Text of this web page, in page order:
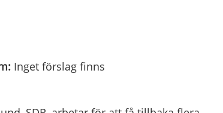
Inget förslag finns